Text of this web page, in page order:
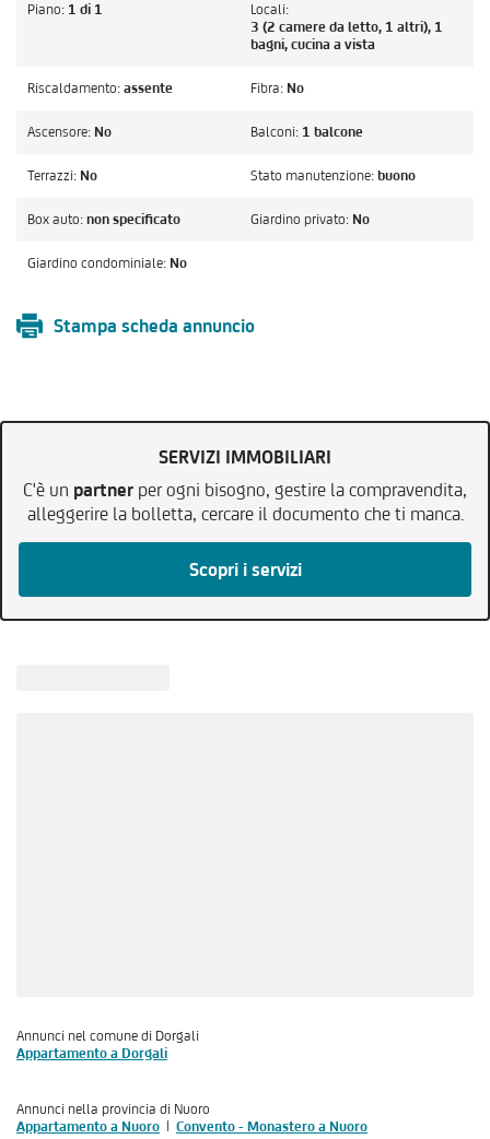
Piano: 1 di 1
Locali:
3 (2 camere da letto, 1 altri), 1
bagni, cucina a vista
Riscaldamento: assente Fibra: No
Ascensore: No Balconi: 1 balcone
Terrazzi: No Stato manutenzione: buono
Box auto: non specificato Giardino privato: No
Giardino condominiale: No
Stampa scheda annuncio
SERVIZI IMMOBILIARI
C'è un partner per ogni bisogno, gestire la compravendita,
alleggerire la bolletta, cercare il documento che ti manca.
Scopri i servizi
Annunci nel comune di Dorgali
Appartamento a Dorgali
Annunci nella provincia di Nuoro
Appartamento a Nuoro
Convento - Monastero a Nuoro